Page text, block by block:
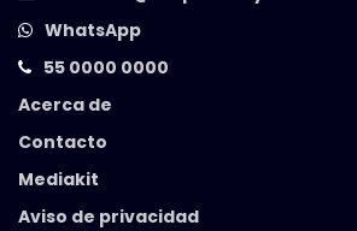
WhatsApp
55 0000 0000
Acerca de
Contacto
Mediakit
Aviso de privacidad